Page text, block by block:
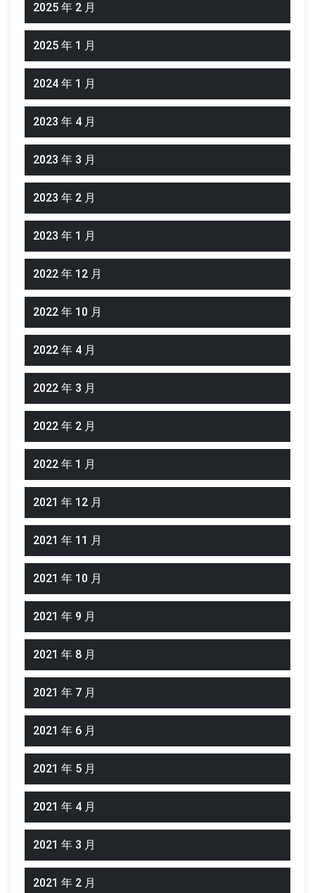
2025 年 2 月
2025 年 1 月
2024 年 1 月
2023 年 4 月
2023 年 3 月
2023 年 2 月
2023 年 1 月
2022 年 12 月
2022 年 10 月
2022 年 4 月
2022 年 3 月
2022 年 2 月
2022 年 1 月
2021 年 12 月
2021 年 11 月
2021 年 10 月
2021 年 9 月
2021 年 8 月
2021 年 7 月
2021 年 6 月
2021 年 5 月
2021 年 4 月
2021 年 3 月
2021 年 2 月